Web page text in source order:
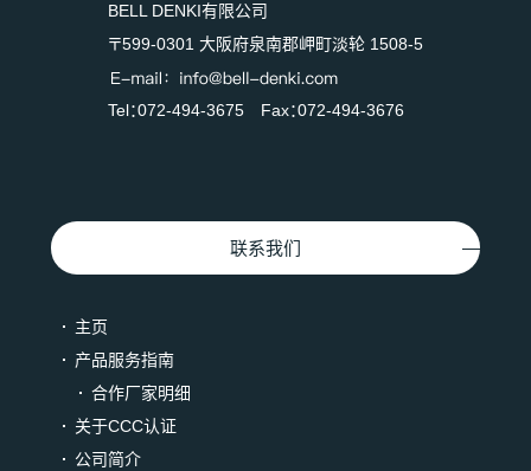
BELL DENKI有限公司
〒599-0301 大阪府泉南郡岬町淡轮 1508-5
Tel：072-494-3675 Fax：072-494-3676
联系我们
主页
产品服务指南
合作厂家明细
关于CCC认证
公司简介